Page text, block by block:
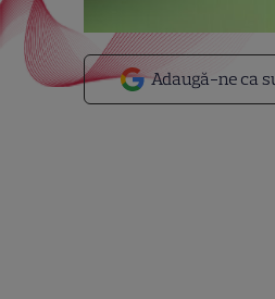
Adaugă-ne ca